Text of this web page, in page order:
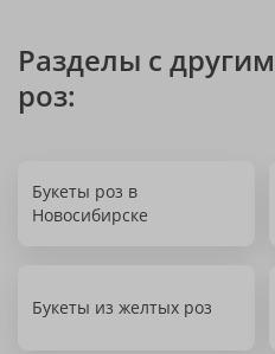
Разделы с
роз:
Букеты роз в
Новосибирске
Букеты из желтых роз